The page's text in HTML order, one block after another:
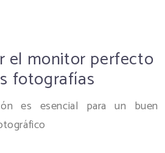
el monitor perfecto
fotografías
es esencial para un buen